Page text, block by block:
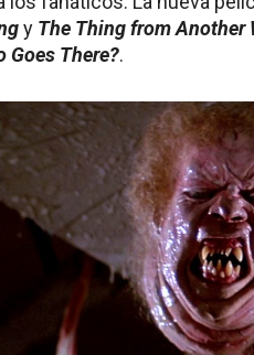
y The Thing from Another
Goes There?.